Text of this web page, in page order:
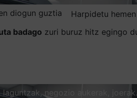
diogun guztia
Harpidetu hemen
badago zuri buruz hitz egingo
negozio aukerak,